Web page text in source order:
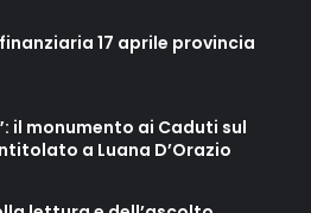
17 aprile provincia
il monumento ai Caduti sul
a Luana D’Orazio